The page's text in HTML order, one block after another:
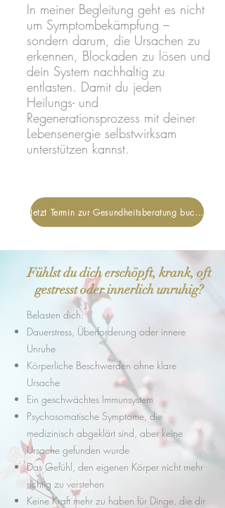
Fühlst du dich erschöpft, krank, oft
gestresst oder innerlich unruhig?
Belasten dich:
Dauerstress, Überforderung oder innere
Unruhe
Körperliche Beschwerden ohne klare
Ursache
Ein geschwächtes Immunsystem
Psychosomatische Symptome, die
medizinisch abgeklärt sind, aber keine
Ursache gefunden wurde
Das Gefühl, den eigenen Körper nicht mehr
richtig zu verstehen
Keine Kraft mehr zu haben für Dinge, die dir
In meiner Begleitung geht es nicht
um Symptombekämpfung –
sondern darum, die Ursachen zu
erkennen, Blockaden zu lösen und
dein System nachhaltig zu
entlasten. Damit du jeden
Heilungs- und
Regenerationsprozess mit deiner
Lebensenergie selbstwirksam
unterstützen kannst.
Jetzt Termin zur Gesundheitsberatung buchen